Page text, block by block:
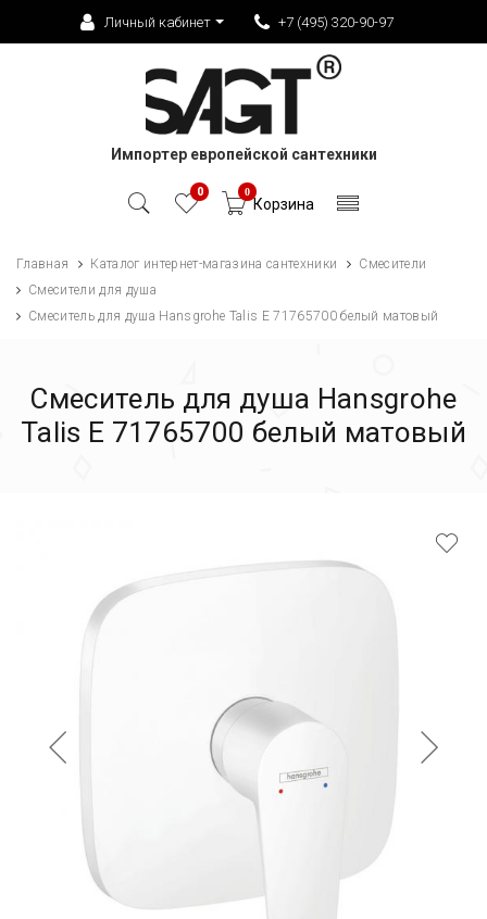
Личный кабинет +7 (495) 320-90-97
Импортер европейской сантехники
0 0
Корзина
Главная Каталог интернет-магазина сантехники
Смесители
Смесители для душа
Смеситель для душа Hansgrohe Talis E 71765700 белый матовый
Смеситель для душа Hansgrohe
Talis E 71765700 белый матовый